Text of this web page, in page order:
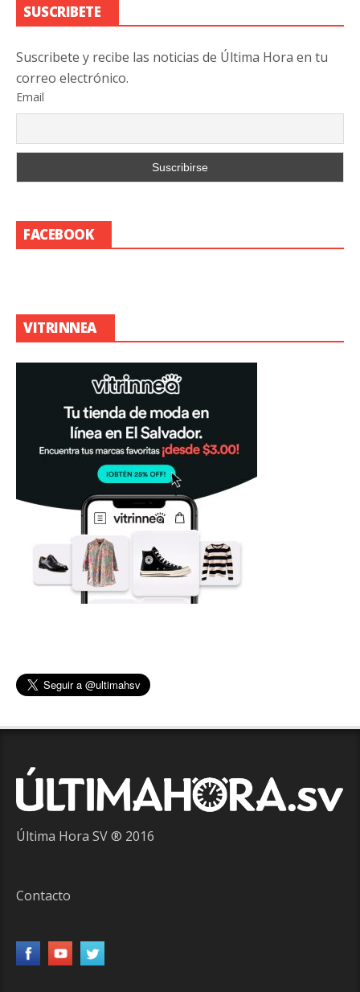
SUSCRIBETE
Suscribete y recibe las noticias de Última Hora en tu
correo electrónico.
Email
FACEBOOK
VITRINNEA
Última Hora SV ® 2016
Contacto